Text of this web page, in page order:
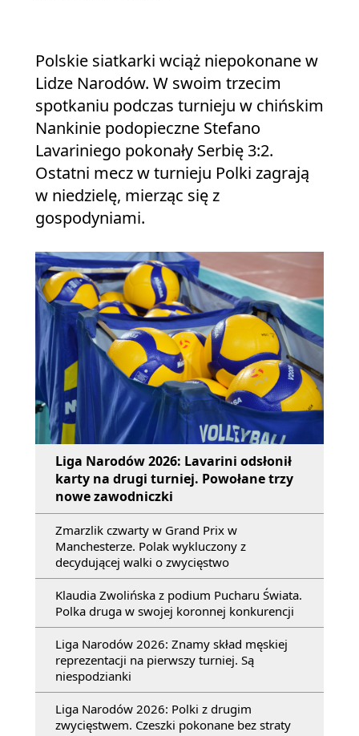
Polskie siatkarki wciąż niepokonane w
Lidze Narodów. W swoim trzecim
spotkaniu podczas turnieju w chińskim
Nankinie podopieczne Stefano
Lavariniego pokonały Serbię 3:2.
Ostatni mecz w turnieju Polki zagrają
w niedzielę, mierząc się z
gospodyniami.
Liga Narodów 2026: Lavarini odsłonił
karty na drugi turniej. Powołane trzy
nowe zawodniczki
Zmarzlik czwarty w Grand Prix w
Manchesterze. Polak wykluczony z
decydującej walki o zwycięstwo
Klaudia Zwolińska z podium Pucharu Świata.
Polka druga w swojej koronnej konkurencji
Liga Narodów 2026: Znamy skład męskiej
reprezentacji na pierwszy turniej. Są
niespodzianki
Liga Narodów 2026: Polki z drugim
zwycięstwem. Czeszki pokonane bez straty